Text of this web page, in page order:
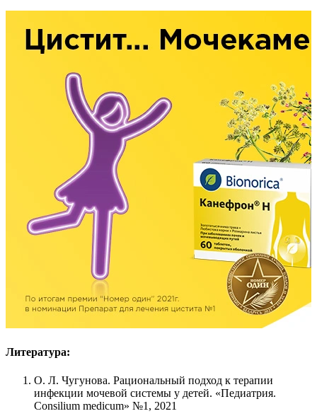
Литература:
О. Л. Чугунова. Рациональный подход к терапии
инфекции мочевой системы у детей. «Педиатрия.
Consilium medicum» №1, 2021